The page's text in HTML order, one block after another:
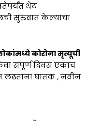
थेट
सुरुवात केल्याचा
कोरोना मृत्यूची
संपूर्ण दिवस एकाच
लढताना घातक , नवीन